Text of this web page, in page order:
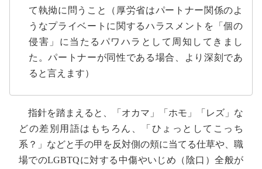
て執拗に問うこと（厚労省はパートナー関係のよ
うなプライベートに関するハラスメントを「個の
侵害」に当たるパワハラとして周知してきまし
た。パートナーが同性である場合、より深刻であ
ると言えます）
指針を踏まえると、「オカマ」「ホモ」「レズ」な
どの差別用語はもちろん、「ひょっとしてこっち
系？」などと手の甲を反対側の頬に当てる仕草や、職
場でのLGBTQに対する中傷やいじめ（陰口）全般が